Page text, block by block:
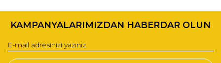
konularda yetersiz gördüğünüz noktaları öneri formunu
Görüş ve önerileriniz için teşekkür ederiz.
Ürün resmi kalitesiz, bozuk veya görüntülenemiyor.
KAMPANYALARIMIZDAN HABERDAR OLUN